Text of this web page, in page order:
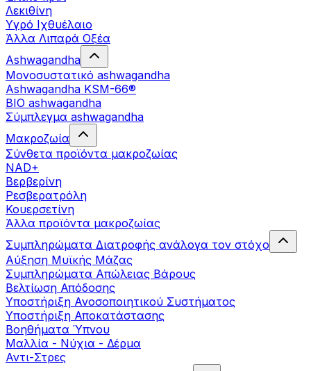
Λεκιθίνη
Υγρό Ιχθυέλαιο
Άλλα Λιπαρά Οξέα
Ashwagandha
Μονοσυστατικό ashwagandha
Ashwagandha KSM-66®
BIO ashwagandha
Σύμπλεγμα ashwagandha
Μακροζωία
Σύνθετα προϊόντα μακροζωίας
NAD+
Βερβερίνη
Ρεσβερατρόλη
Κουερσετίνη
Άλλα προϊόντα μακροζωίας
Συμπληρώματα Διατροφής ανάλογα τον στόχο
Αύξηση Μυϊκής Μάζας
Συμπληρώματα Aπώλειας Βάρους
Βελτίωση Απόδοσης
Υποστήριξη Ανοσοποιητικού Συστήματος
Yποστήριξη Αποκατάστασης
Βοηθήματα Ύπνου
Μαλλία - Νύχια - Δέρμα
Αντι-Στρες